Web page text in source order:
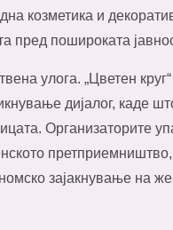
козметика и
пред пошироката
улога. „Цветен круг“
дијалог, каде
Организаторите
претприемништво,
зајакнување на